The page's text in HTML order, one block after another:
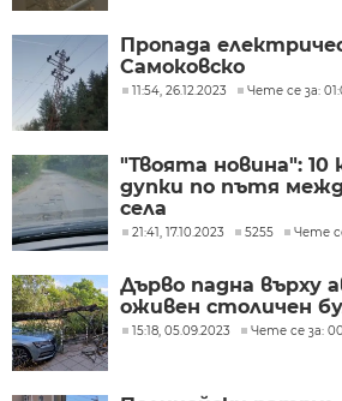
Пропада
Самоковско
11:54, 26.12.2023 Чете се за:
"Твоята новина": 10
дупки по пътя
села
21:41, 17.10.2023 5255 Чете
Дърво падна върху
оживен столичен
15:18, 05.09.2023 Чете се за: